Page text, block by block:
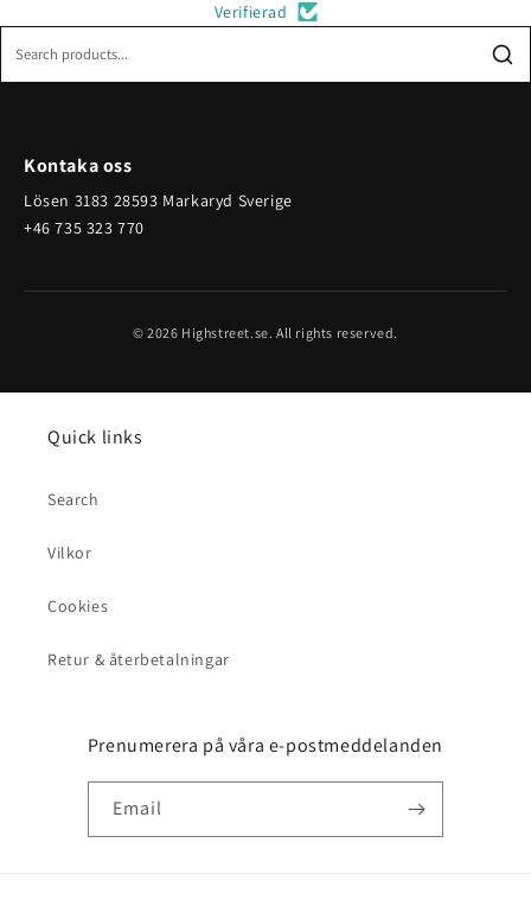
Verifierad
Kontaka oss
Lösen 3183 28593 Markaryd Sverige
+46 735 323 770
© 2026 Highstreet.se. All rights reserved.
Quick links
Search
Vilkor
Cookies
Retur & återbetalningar
Prenumerera på våra e-postmeddelanden
Email